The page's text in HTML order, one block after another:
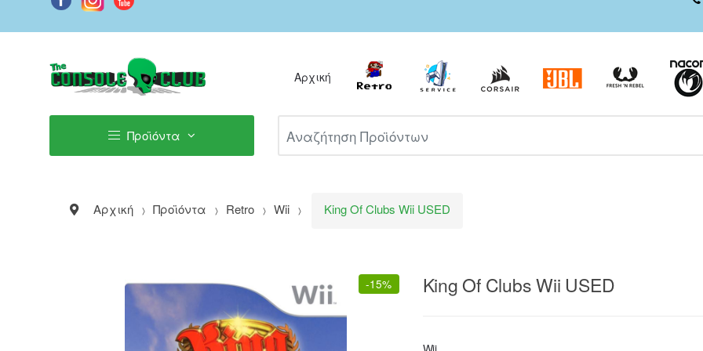
Αρχική
Προϊόντα
Αρχική Προϊόντα Retro Wii King Of Clubs Wii USED
-15% King Of Clubs Wii USED